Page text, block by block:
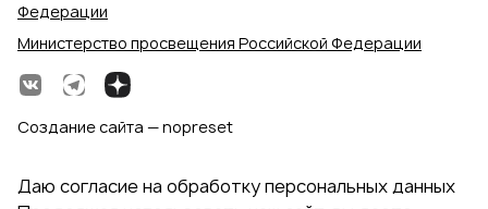
Федерации
Министерство просвещения Российской Федерации
Создание сайта — nopreset
Даю согласие на обработку персональных данных